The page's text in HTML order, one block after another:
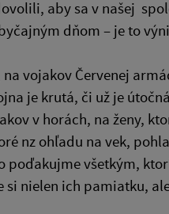
aby sa v našej
dňom – je to
vojakov Červenej
je krutá, či už je
v horách, na ženy,
nz ohľadu na vek,
všetkým,
si nielen ich pamiatku,